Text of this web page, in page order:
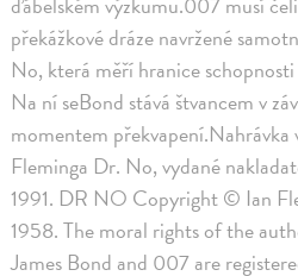
překážkové dráze navržené
No, která měří hranice
Na ní seBond stává štvancem v
momentem překvapení.Nahrávka
Fleminga Dr. No, vydané
1991. DR NO Copyright © Ian
1958. The moral rights of the
James Bond and 007 are